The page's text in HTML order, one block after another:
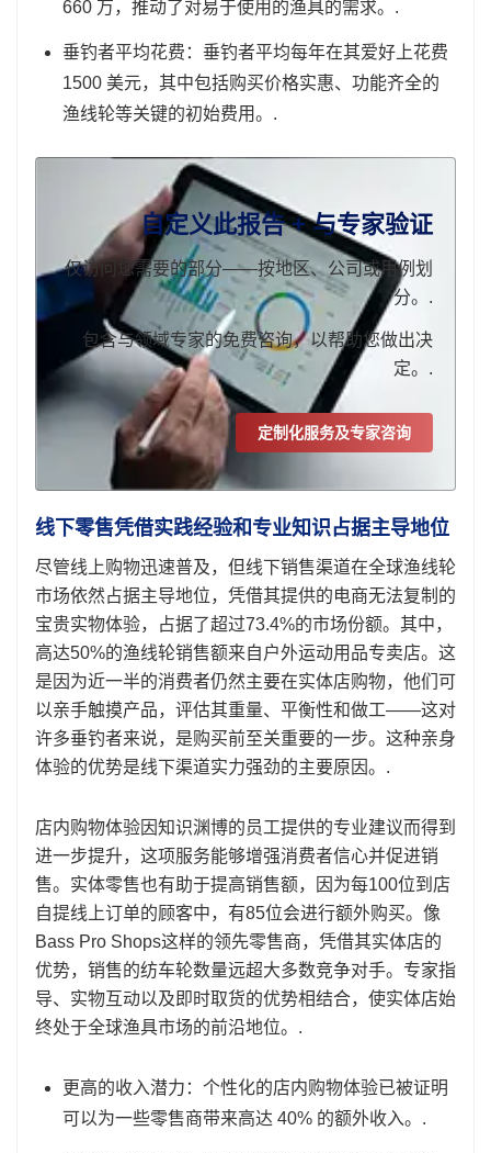
660 万，推动了对易于使用的渔具的需求。.
垂钓者平均花费：垂钓者平均每年在其爱好上花费
1500 美元，其中包括购买价格实惠、功能齐全的
渔线轮等关键的初始费用。.
自定义此报告 + 与专家验证
仅访问您需要的部分——按地区、公司或用例划
分。.
包含与领域专家的免费咨询，以帮助您做出决
定。.
定制化服务及专家咨询
线下零售凭借实践经验和专业知识占据主导地位
尽管线上购物迅速普及，但线下销售渠道在全球渔线轮
市场依然占据主导地位，凭借其提供的电商无法复制的
宝贵实物体验，占据了超过73.4%的市场份额。其中，
高达50%的渔线轮销售额来自户外运动用品专卖店。这
是因为近一半的消费者仍然主要在实体店购物，他们可
以亲手触摸产品，评估其重量、平衡性和做工——这对
许多垂钓者来说，是购买前至关重要的一步。这种亲身
体验的优势是线下渠道实力强劲的主要原因。.
店内购物体验因知识渊博的员工提供的专业建议而得到
进一步提升，这项服务能够增强消费者信心并促进销
售。实体零售也有助于提高销售额，因为每100位到店
自提线上订单的顾客中，有85位会进行额外购买。像
Bass Pro Shops这样的领先零售商，凭借其实体店的
优势，销售的纺车轮数量远超大多数竞争对手。专家指
导、实物互动以及即时取货的优势相结合，使实体店始
终处于全球渔具市场的前沿地位。.
更高的收入潜力：个性化的店内购物体验已被证明
可以为一些零售商带来高达 40% 的额外收入。.